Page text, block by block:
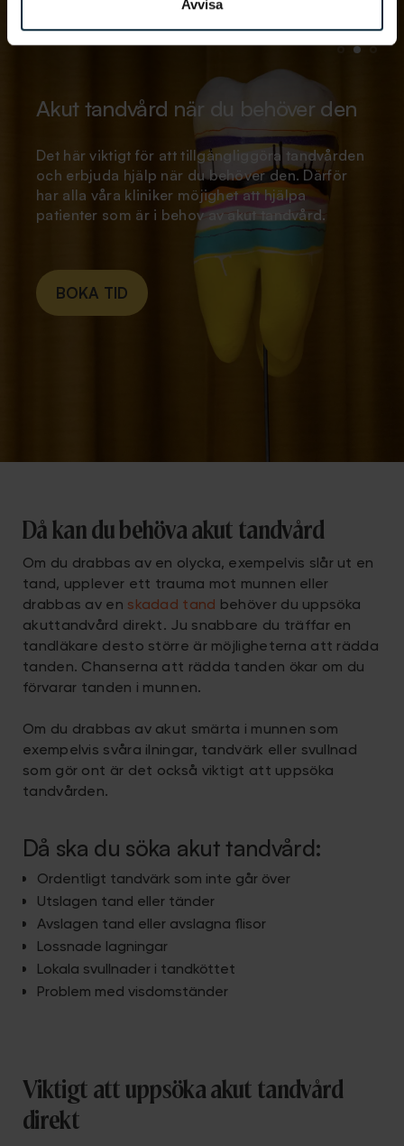
Avvisa
Akut tandvård när du behöver den
Det här viktigt för att tillgängliggöra tandvården
och erbjuda hjälp när du behöver den. Därför
har alla våra kliniker möjighet att hjälpa
patienter som är i behov av akut tandvård.
BOKA TID
Då kan du behöva akut tandvård
Om du drabbas av en olycka, exempelvis slår ut en
tand, upplever ett trauma mot munnen eller
drabbas av en skadad tand behöver du uppsöka
akuttandvård direkt. Ju snabbare du träffar en
tandläkare desto större är möjligheterna att rädda
tanden. Chanserna att rädda tanden ökar om du
förvarar tanden i munnen.
Om du drabbas av akut smärta i munnen som
exempelvis svåra ilningar, tandvärk eller svullnad
som gör ont är det också viktigt att uppsöka
tandvården.
Då ska du söka akut tandvård:
Ordentligt tandvärk som inte går över
Utslagen tand eller tänder
Avslagen tand eller avslagna flisor
Lossnade lagningar
Lokala svullnader i tandköttet
Problem med visdomständer
Viktigt att uppsöka akut tandvård
direkt